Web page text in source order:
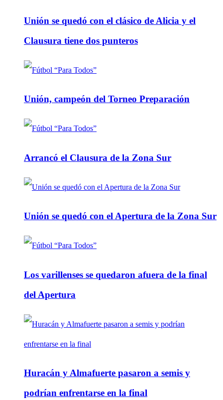
Unión se quedó con el clásico de Alicia y el
Clausura tiene dos punteros
Unión, campeón del Torneo Preparación
Arrancó el Clausura de la Zona Sur
Unión se quedó con el Apertura de la Zona Sur
Los varillenses se quedaron afuera de la final
del Apertura
Huracán y Almafuerte pasaron a semis y
podrían enfrentarse en la final